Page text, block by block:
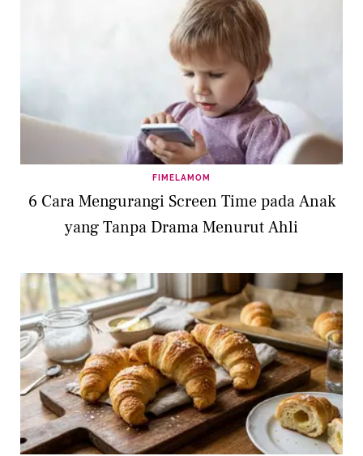
FIMELAMOM
6 Cara Mengurangi Screen Time pada Anak
yang Tanpa Drama Menurut Ahli